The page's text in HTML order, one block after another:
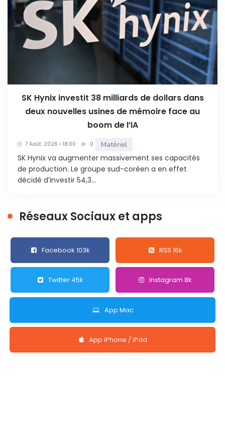
SK Hynix investit 38 milliards de dollars dans
deux nouvelles usines de mémoire face au
boom de l’IA
7 Août. 2026 • 18:00 0 Matériel
SK Hynix va augmenter massivement ses capacités
de production. Le groupe sud-coréen a en effet
décidé d’investir 54,3...
Réseaux Sociaux et apps
Facebook 103k RSS 16k
Twitter 45k Instagram 8k
App Mac
App iPhone / iPad